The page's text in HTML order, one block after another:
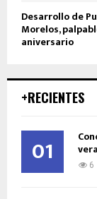
Desarrollo de
Morelos,
aniversario
+RECIENTES
01 6